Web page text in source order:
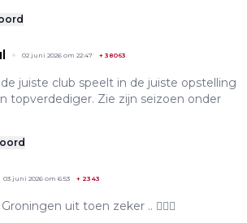
02 juni 2026 om 22:47 + 38063
juiste club speelt in de juiste opstelling
topverdediger. Zie zijn seizoen onder
03 juni 2026 om 6:53 + 2343
uit toen zeker .. 🤦🏻‍♂️